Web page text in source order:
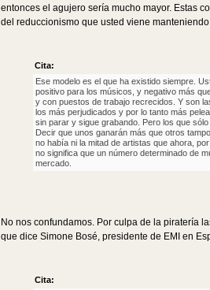
entonces el agujero sería mucho mayor. Estas
del reduccionismo que usted viene
Cita:
Ese modelo es el que ha existido siempre.
positivo para los músicos, y negativo más
y con puestos de trabajo recrecidos. Y son
los más perjudicados y por lo tanto más
sin parar y sigue grabando. Pero los que
Decir que unos ganarán más que otros
no había ni la mitad de artistas que ahora,
no significa que un número determinado de
mercado.
No nos confundamos. Por culpa de la piratería
que dice Simone Bosé, presidente de EMI en
Cita: